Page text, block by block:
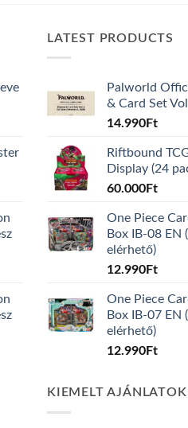
LATEST PRODUCTS
Palworld
& Card Set
14.990Ft
Riftbound
Display (24
60.000Ft
One Piece
Box IB-08 EN
elérhető)
12.990Ft
One Piece
Box IB-07 EN
elérhető)
12.990Ft
KIEMELT AJÁNLATOK